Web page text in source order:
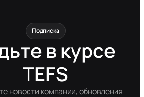
Подписка
в курсе
TEFS
новости компании, обновления